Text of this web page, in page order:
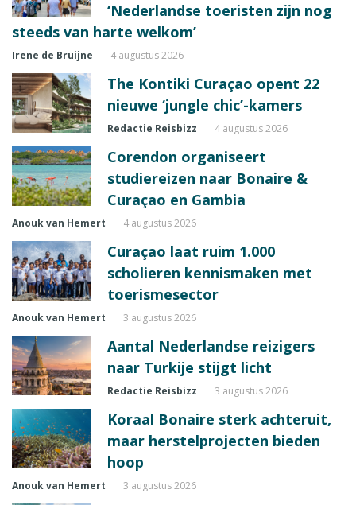
‘Nederlandse toeristen zijn nog
steeds van harte welkom’
Irene de Bruijne 4 augustus 2026
The Kontiki Curaçao opent 22
nieuwe ‘jungle chic’-kamers
Redactie Reisbizz 4 augustus 2026
Corendon organiseert
studiereizen naar Bonaire &
Curaçao en Gambia
Anouk van Hemert 4 augustus 2026
Curaçao laat ruim 1.000
scholieren kennismaken met
toerismesector
Anouk van Hemert 3 augustus 2026
Aantal Nederlandse reizigers
naar Turkije stijgt licht
Redactie Reisbizz 3 augustus 2026
Koraal Bonaire sterk achteruit,
maar herstelprojecten bieden
hoop
Anouk van Hemert 3 augustus 2026